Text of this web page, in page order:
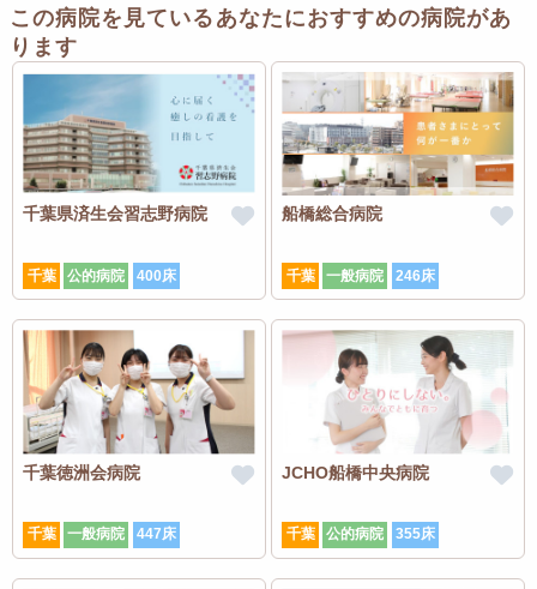
この病院を見ているあなたにおすすめの病院があ
ります
千葉県済生会習志野病院
千葉 公的病院 400床
船橋総合病院
千葉 一般病院 246床
千葉徳洲会病院
千葉 一般病院 447床
JCHO船橋中央病院
千葉 公的病院 355床